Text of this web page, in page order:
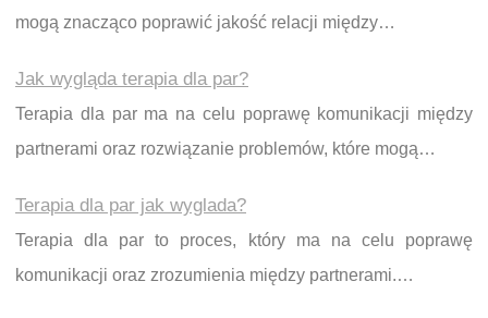
mogą znacząco poprawić jakość relacji między…
Jak wygląda terapia dla par?
Terapia dla par ma na celu poprawę komunikacji między
partnerami oraz rozwiązanie problemów, które mogą…
Terapia dla par jak wyglada?
Terapia dla par to proces, który ma na celu poprawę
komunikacji oraz zrozumienia między partnerami.…